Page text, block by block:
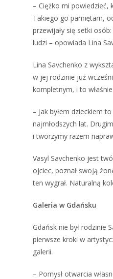
– Ciężko mi powiedzieć,
Takiego go pamiętam,
przewijały się setki
ludzi – opowiada Lina
Lina Savchenko z
w jej rodzinie już
kompletnym, i to
– Jak byłem dzieckiem
najmłodszych lat.
i tworzymy razem
Vasyl Savchenko jest
ojciec, poznał swoją
ten wygrał. Naturalną
Galeria w Gdańsku
Gdańsk nie był rodzinie
pierwsze kroki w
galerii.
– Pomysł otwarcia